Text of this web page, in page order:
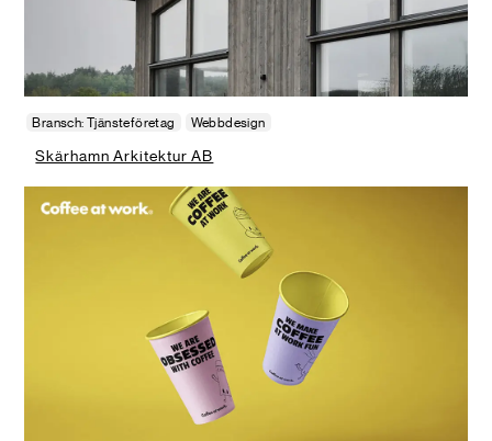
Bransch: Tjänsteföretag Webbdesign
Skärhamn Arkitektur AB